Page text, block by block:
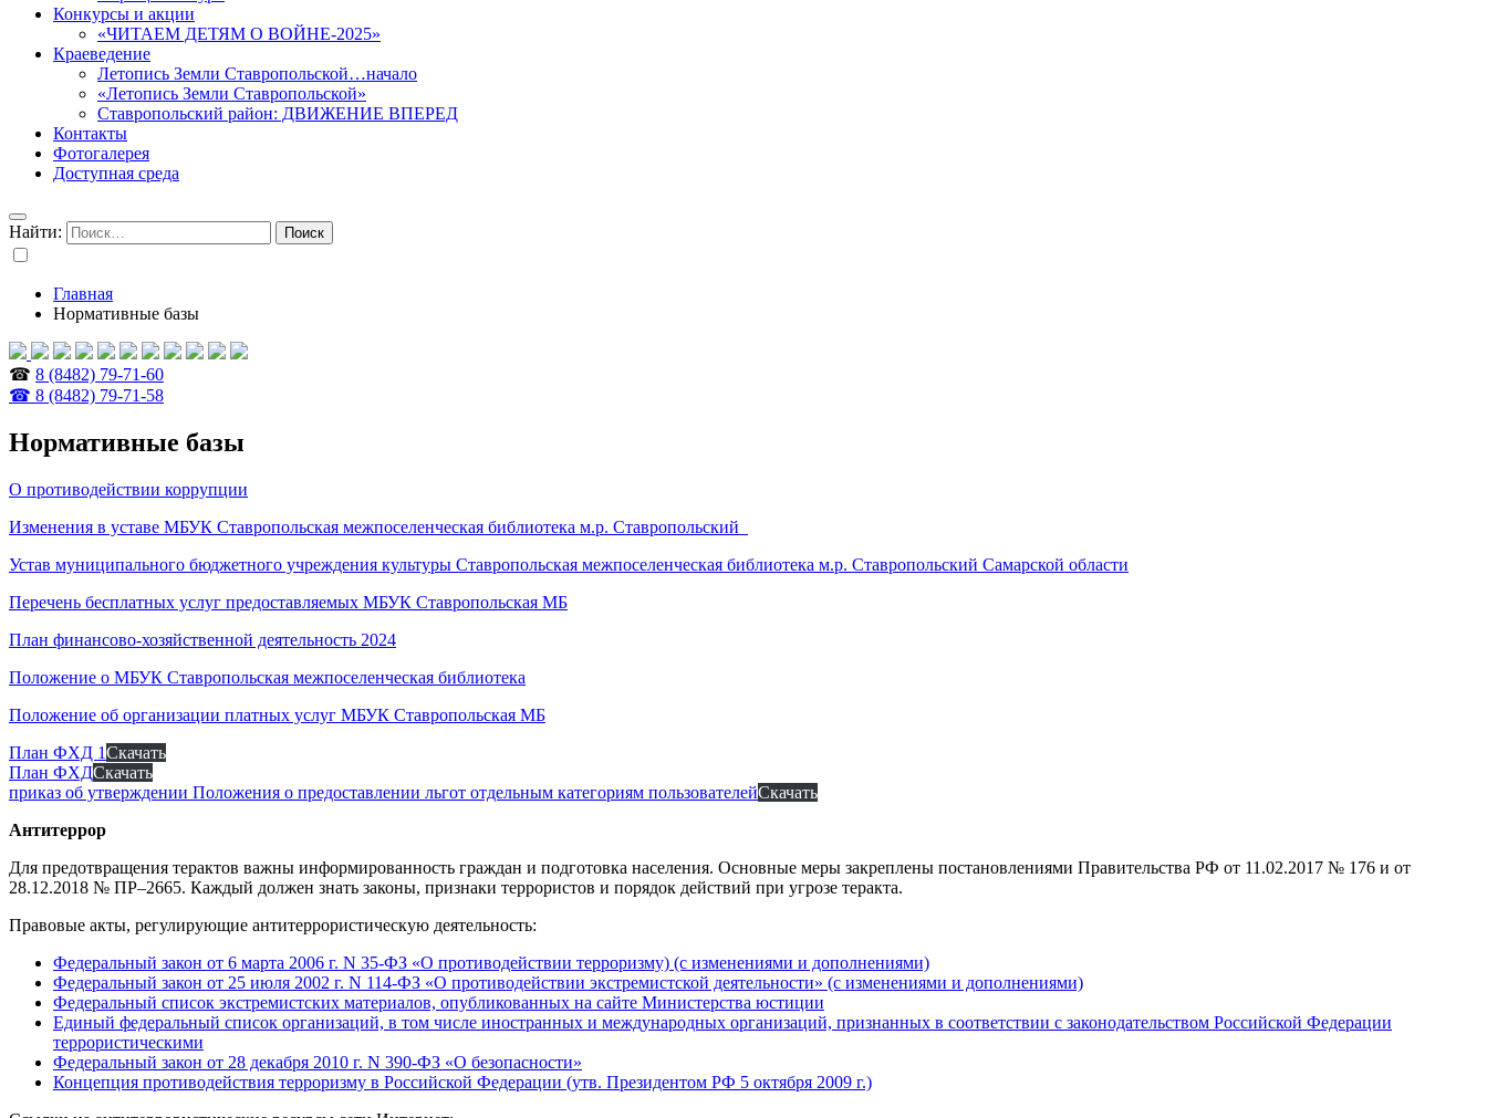
Конкурсы и акции
«ЧИТАЕМ ДЕТЯМ О ВОЙНЕ-2025»
Краеведение
Летопись Земли Ставропольской…начало
«Летопись Земли Ставропольской»
Ставропольский район: ДВИЖЕНИЕ ВПЕРЕД
Контакты
Фотогалерея
Доступная среда
Найти:
Главная
Нормативные базы
☎ 8 (8482) 79-71-60
☎ 8 (8482) 79-71-58
Нормативные базы
О противодействии коррупции
Изменения в уставе МБУК Ставропольская межпоселенческая библиотека м.р. Ставропольский
Устав муниципального бюджетного учреждения культуры Ставропольская межпоселенческая библиотека м.р. Ставропольский Самарской области
Перечень бесплатных услуг предоставляемых МБУК Ставропольская МБ
План финансово-хозяйственной деятельность 2024
Положение о МБУК Ставропольская межпоселенческая библиотека
Положение об организации платных услуг МБУК Ставропольская МБ
План ФХД 1Скачать
План ФХДСкачать
приказ об утверждении Положения о предоставлении льгот отдельным категориям пользователейСкачать
Антитеррор
Для предотвращения терактов важны информированность граждан и подготовка населения. Основные меры закреплены постановлениями Правительства РФ от 11.02.2017 № 176 и от
28.12.2018 № ПР–2665. Каждый должен знать законы, признаки террористов и порядок действий при угрозе теракта.
Правовые акты, регулирующие антитеррористическую деятельность:
Федеральный закон от 6 марта 2006 г. N 35-ФЗ «О противодействии терроризму) (с изменениями и дополнениями)
Федеральный закон от 25 июля 2002 г. N 114-ФЗ «О противодействии экстремистской деятельности» (с изменениями и дополнениями)
Федеральный список экстремистских материалов, опубликованных на сайте Министерства юстиции
Единый федеральный список организаций, в том числе иностранных и международных организаций, признанных в соответствии с законодательством Российской Федерации
террористическими
Федеральный закон от 28 декабря 2010 г. N 390-ФЗ «О безопасности»
Концепция противодействия терроризму в Российской Федерации (утв. Президентом РФ 5 октября 2009 г.)